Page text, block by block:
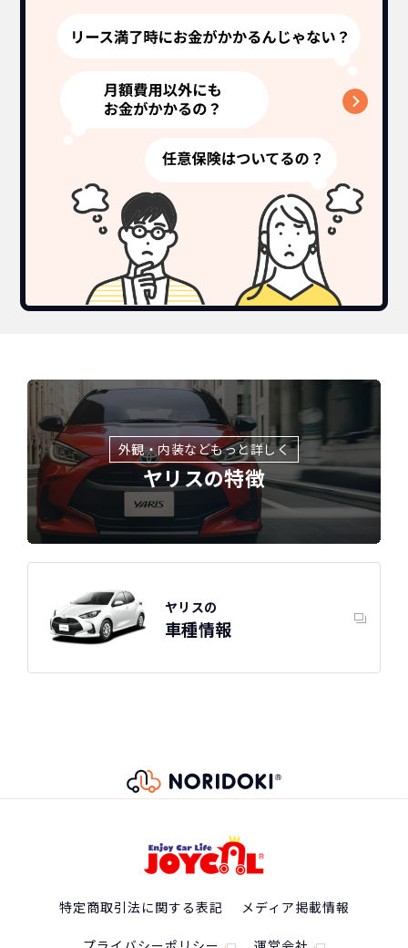
外観・内装などもっと詳しく
ヤリスの特徴
ヤリスの
車種情報
特定商取引法に関する表記 メディア掲載情報